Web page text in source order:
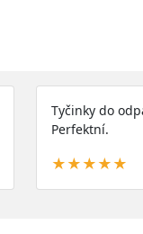
Tyčinky do
Perfektní.
★★★★★